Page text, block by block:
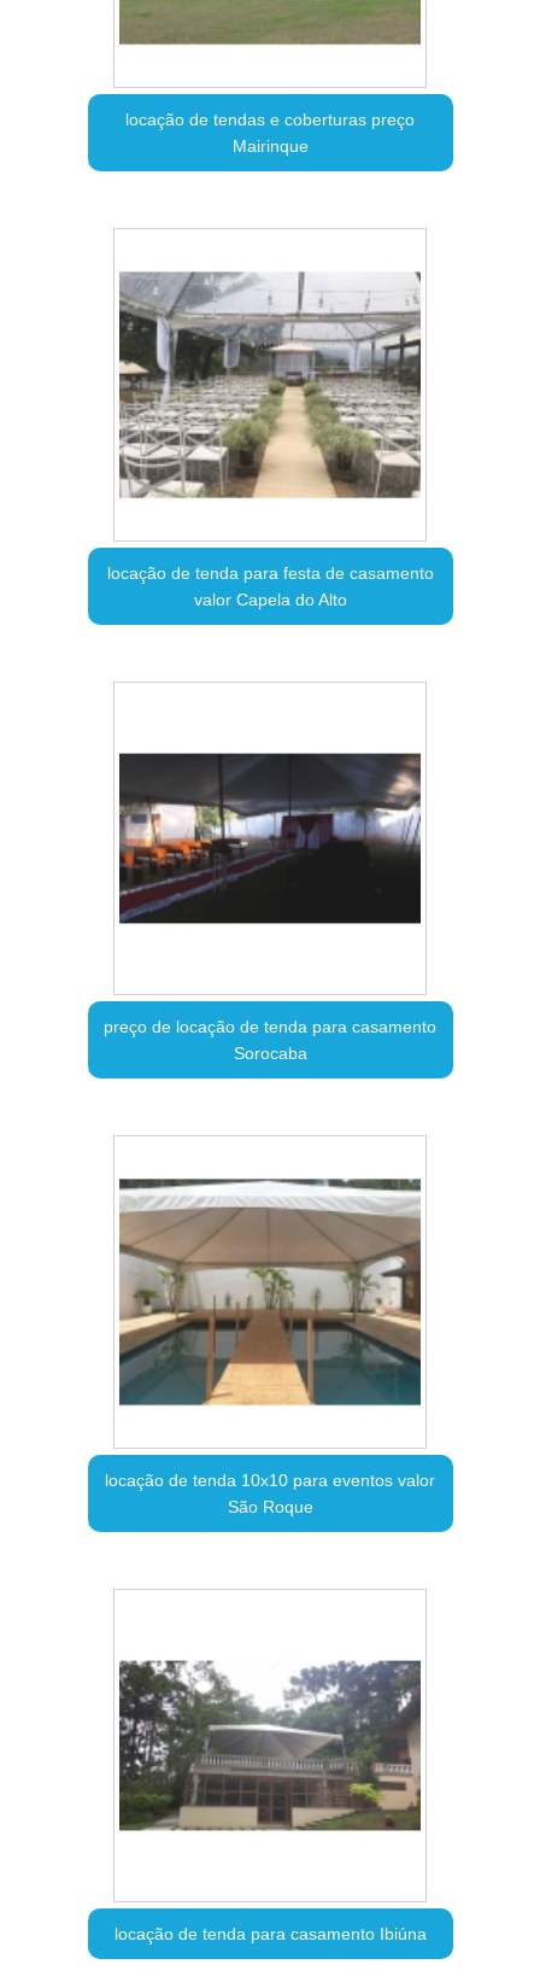
locação de tendas e coberturas preço
Mairinque
locação de tenda para festa de casamento
valor Capela do Alto
preço de locação de tenda para casamento
Sorocaba
locação de tenda 10x10 para eventos valor
São Roque
locação de tenda para casamento Ibiúna